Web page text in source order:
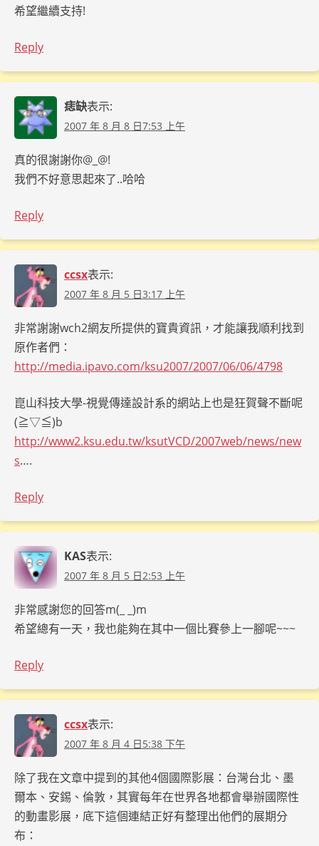
希望繼續支持!
Reply
痣缺表示:
2007 年 8 月 8 日7:53 上午
真的很謝謝你@_@!
我們不好意思起來了..哈哈
Reply
ccsx表示:
2007 年 8 月 5 日3:17 上午
非常謝謝wch2網友所提供的寶貴資訊，才能讓我順利找到
原作者們：
http://media.ipavo.com/ksu2007/2007/06/06/4798
崑山科技大學-視覺傳達設計系的網站上也是狂賀聲不斷呢
(≧▽≦)b
http://www2.ksu.edu.tw/ksutVCD/2007web/news/new
s….
Reply
KAS表示:
2007 年 8 月 5 日2:53 上午
非常感謝您的回答m(_ _)m
希望總有一天，我也能夠在其中一個比賽參上一腳呢~~~
Reply
ccsx表示:
2007 年 8 月 4 日5:38 下午
除了我在文章中提到的其他4個國際影展：台灣台北、墨
爾本、安錫、倫敦，其實每年在世界各地都會舉辦國際性
的動畫影展，底下這個連結正好有整理出他們的展期分
布：